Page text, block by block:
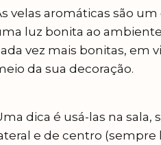
velas aromáticas são
luz bonita ao
vez mais bonitas, em
da sua decoração.
dica é usá-las na sala,
e de centro (sempre